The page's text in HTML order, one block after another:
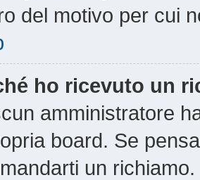
del motivo per cui
ho ricevuto un
amministratore
board. Se
un